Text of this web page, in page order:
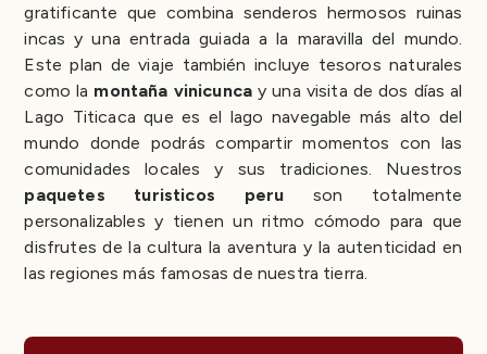
gratificante que combina senderos hermosos ruinas
incas y una entrada guiada a la maravilla del mundo.
Este plan de viaje también incluye tesoros naturales
como la montaña vinicunca y una visita de dos días al
Lago Titicaca que es el lago navegable más alto del
mundo donde podrás compartir momentos con las
comunidades locales y sus tradiciones. Nuestros
paquetes turisticos peru son totalmente
personalizables y tienen un ritmo cómodo para que
disfrutes de la cultura la aventura y la autenticidad en
las regiones más famosas de nuestra tierra.